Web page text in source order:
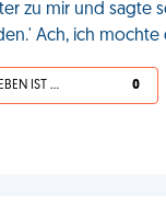
zu mir und sagte
Ach, ich mochte
ICH STIMME ZU, DEIN LEBEN IST SCHEISSE 0